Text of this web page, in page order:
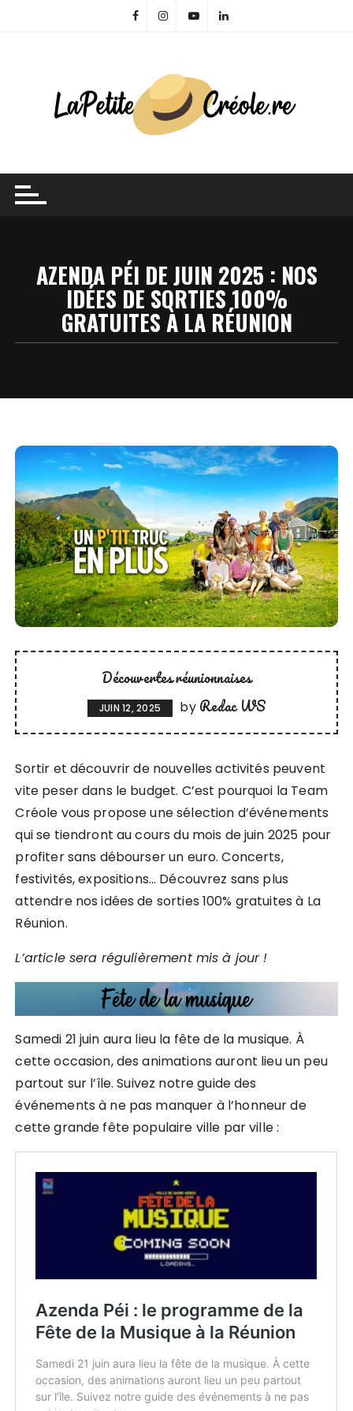
AZENDA PÉI DE JUIN 2025 : NOS
IDÉES DE SORTIES 100%
GRATUITES À LA RÉUNION
Découvertes réunionnaises
JUIN 12, 2025 by Redac WS
Sortir et découvrir de nouvelles activités peuvent
vite peser dans le budget. C’est pourquoi la Team
Créole vous propose une sélection d’événements
qui se tiendront au cours du mois de juin 2025 pour
profiter sans débourser un euro. Concerts,
festivités, expositions… Découvrez sans plus
attendre nos idées de sorties 100% gratuites à La
Réunion.
L’article sera régulièrement mis à jour !
Samedi 21 juin aura lieu la fête de la musique. À
cette occasion, des animations auront lieu un peu
partout sur l’île. Suivez notre guide des
événements à ne pas manquer à l’honneur de
cette grande fête populaire ville par ville :